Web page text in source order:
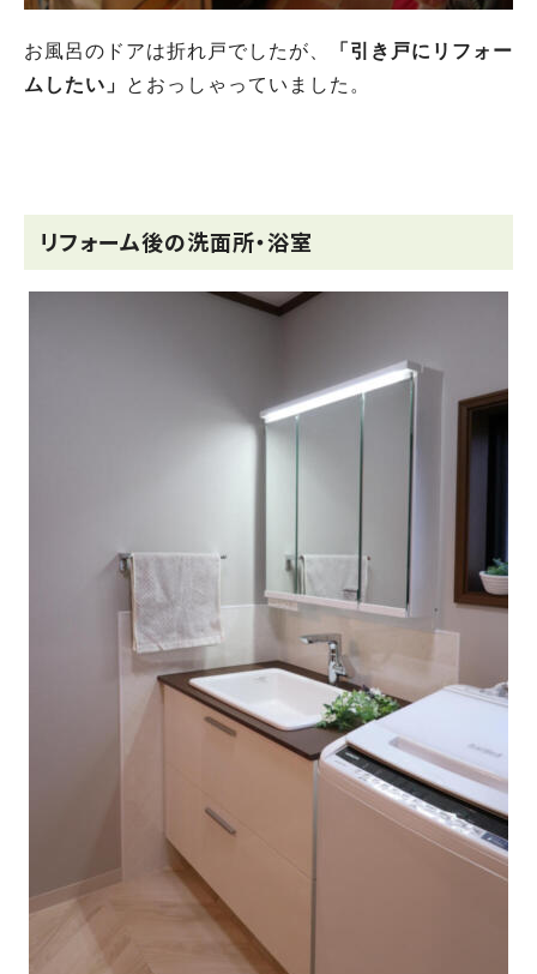
お風呂のドアは折れ戸でしたが、
「引き戸にリフォー
ムしたい」
とおっしゃっていました。
リフォーム後の洗面所・浴室